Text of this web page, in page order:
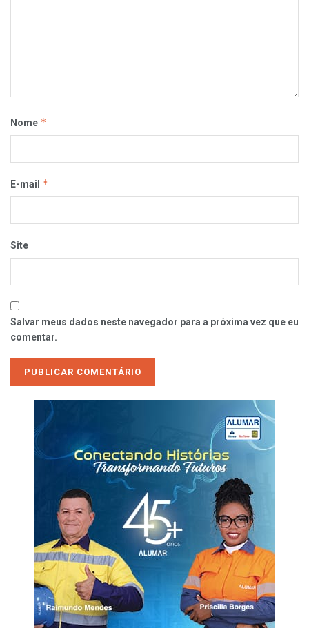
Nome *
E-mail *
Site
Salvar meus dados neste navegador para a próxima vez que eu
comentar.